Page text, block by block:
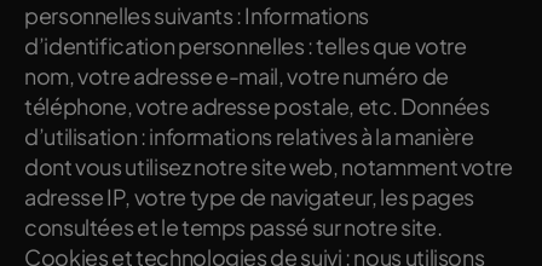
personnelles suivants : Informations
d’identification personnelles : telles que votre
nom, votre adresse e-mail, votre numéro de
téléphone, votre adresse postale, etc. Données
d’utilisation : informations relatives à la manière
dont vous utilisez notre site web, notamment votre
adresse IP, votre type de navigateur, les pages
consultées et le temps passé sur notre site.
Cookies et technologies de suivi : nous utilisons